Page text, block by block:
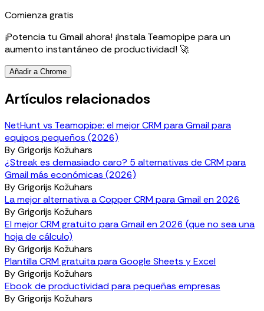
Comienza gratis
¡Potencia tu Gmail ahora! ¡Instala Teamopipe para un
aumento instantáneo de productividad! 🚀
Añadir a Chrome
Artículos relacionados
NetHunt vs Teamopipe: el mejor CRM para Gmail para
equipos pequeños (2026)
ByGrigorijs Kožuhars
¿Streak es demasiado caro? 5 alternativas de CRM para
Gmail más económicas (2026)
ByGrigorijs Kožuhars
La mejor alternativa a Copper CRM para Gmail en 2026
ByGrigorijs Kožuhars
El mejor CRM gratuito para Gmail en 2026 (que no sea una
hoja de cálculo)
ByGrigorijs Kožuhars
Plantilla CRM gratuita para Google Sheets y Excel
ByGrigorijs Kožuhars
Ebook de productividad para pequeñas empresas
ByGrigorijs Kožuhars